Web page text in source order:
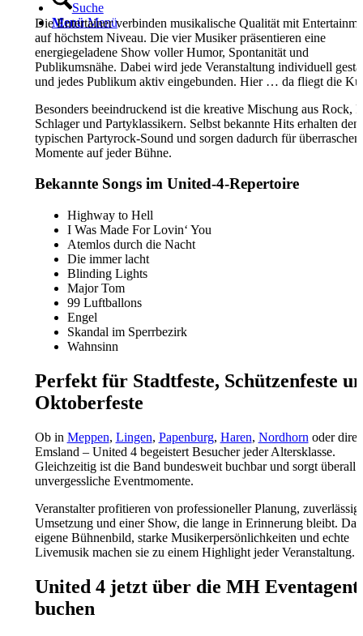
Suche
Menü Menü
Die Entertainer verbinden musikalische Qualität mit
auf höchstem Niveau. Die vier Musiker präsentieren eine
energiegeladene Show voller Humor, Spontanität und
Publikumsnähe. Dabei wird jede Veranstaltung individuell
und jedes Publikum aktiv eingebunden. Hier … da fliegt die
Besonders beeindruckend ist die kreative Mischung aus Rock,
Schlager und Partyklassikern. Selbst bekannte Hits erhalten den
typischen Partyrock-Sound und sorgen dadurch für
Momente auf jeder Bühne.
Bekannte Songs im United-4-Repertoire
Highway to Hell
I Was Made For Lovin‘ You
Atemlos durch die Nacht
Die immer lacht
Blinding Lights
Major Tom
99 Luftballons
Engel
Skandal im Sperrbezirk
Wahnsinn
Perfekt für Stadtfeste, Schützenfeste
Oktoberfeste
Ob in Meppen, Lingen, Papenburg, Haren, Nordhorn oder
Emsland – United 4 begeistert Besucher jeder Altersklasse.
Gleichzeitig ist die Band bundesweit buchbar und sorgt überall
unvergessliche Eventmomente.
Veranstalter profitieren von professioneller Planung,
Umsetzung und einer Show, die lange in Erinnerung bleibt. Das
eigene Bühnenbild, starke Musikerpersönlichkeiten und echte
Livemusik machen sie zu einem Highlight jeder Veranstaltung.
United 4 jetzt über die MH
buchen